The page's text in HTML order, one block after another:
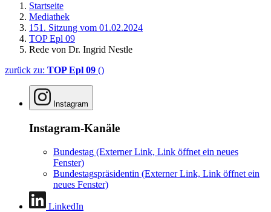
Startseite
Mediathek
151. Sitzung vom 01.02.2024
TOP Epl 09
Rede von Dr. Ingrid Nestle
zurück zu: TOP Epl 09 ()
Instagram
Instagram-Kanäle
Bundestag (Externer Link, Link öffnet ein neues
Fenster)
Bundestagspräsidentin (Externer Link, Link öffnet ein
neues Fenster)
LinkedIn